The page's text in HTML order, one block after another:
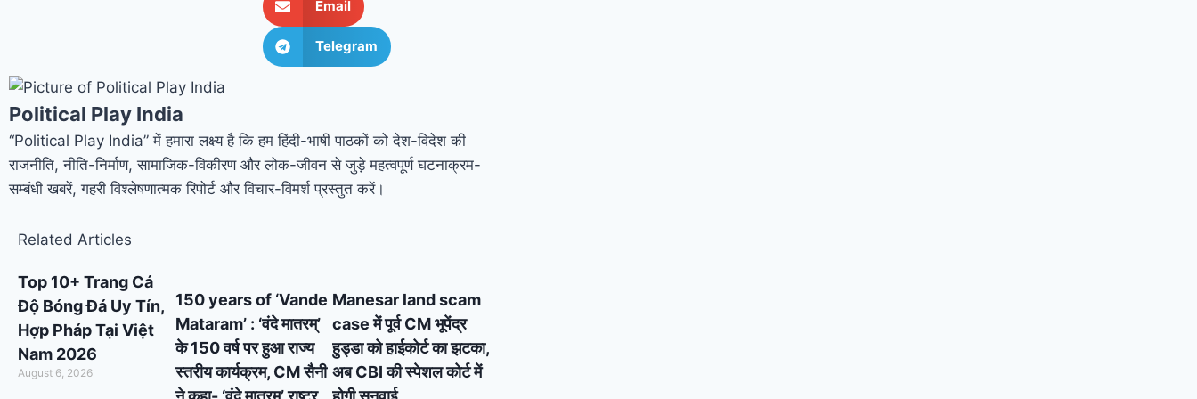
Email
Telegram
Political Play India
“Political Play India” में हमारा लक्ष्य है कि हम हिंदी-भाषी पाठकों को देश-विदेश की
राजनीति, नीति-निर्माण, सामाजिक-विकीरण और लोक-जीवन से जुड़े महत्वपूर्ण घटनाक्रम-
सम्बंधी खबरें, गहरी विश्लेषणात्मक रिपोर्ट और विचार-विमर्श प्रस्तुत करें।
Related Articles
Top 10+ Trang Cá
Độ Bóng Đá Uy Tín,
Hợp Pháp Tại Việt
Nam 2026
August 6, 2026
150 years of ‘Vande
Mataram’ : ‘वंदे मातरम्’
के 150 वर्ष पर हुआ राज्य
स्तरीय कार्यक्रम, CM सैनी
Manesar land scam
case में पूर्व CM भूपेंद्र
हुड्डा को हाईकोर्ट का झटका,
अब CBI की स्पेशल कोर्ट में